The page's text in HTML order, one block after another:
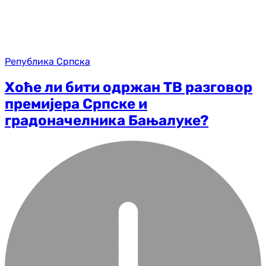
Република Српска
Хоће ли бити одржан ТВ разговор
премијера Српске и
градоначелника Бањалуке?